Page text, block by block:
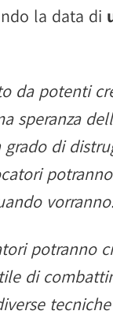
la data di
da potenti
speranza
di
potranno
di